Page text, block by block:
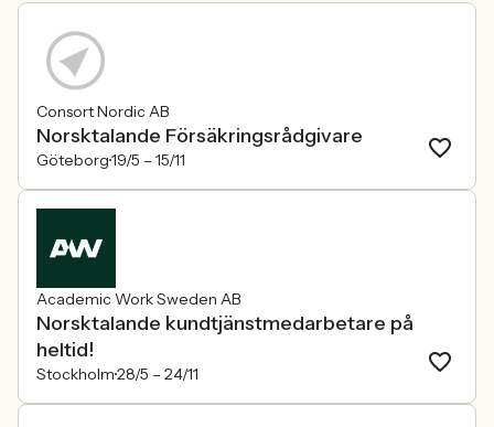
Consort Nordic AB
Norsktalande Försäkringsrådgivare
Göteborg19/5 – 15/11
Academic Work Sweden AB
Norsktalande kundtjänstmedarbetare på
heltid!
Stockholm28/5 – 24/11